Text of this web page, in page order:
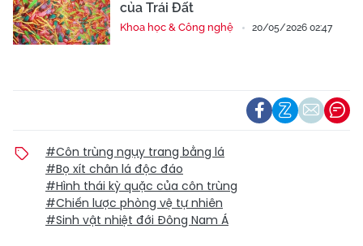
của Trái Đất
Khoa học & Công nghệ 20/05/2026 02:47
#Côn trùng ngụy trang bằng lá
#Bọ xít chân lá độc đáo
#Hình thái kỳ quặc của côn trùng
#Chiến lược phòng vệ tự nhiên
#Sinh vật nhiệt đới Đông Nam Á